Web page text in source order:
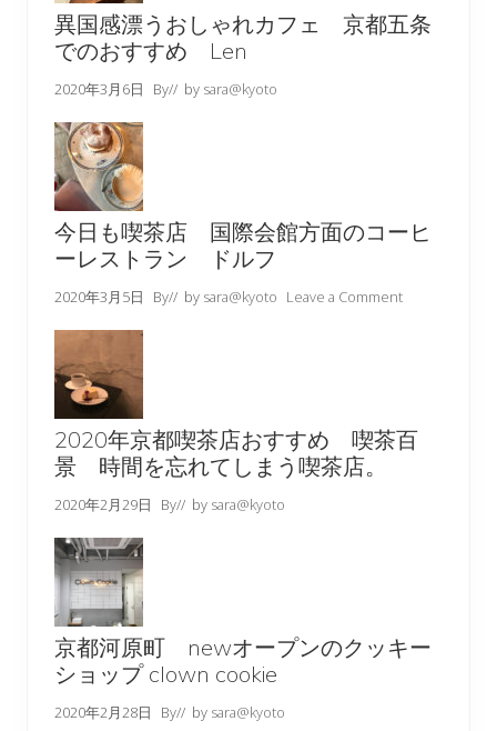
異国感漂うおしゃれカフェ 京都五条
でのおすすめ Len
2020年3月6日 By// by sara@kyoto
今日も喫茶店 国際会館方面のコーヒ
ーレストラン ドルフ
2020年3月5日 By// by sara@kyoto Leave a Comment
2020年京都喫茶店おすすめ 喫茶百
景 時間を忘れてしまう喫茶店。
2020年2月29日 By// by sara@kyoto
京都河原町 newオープンのクッキー
ショップ clown cookie
2020年2月28日 By// by sara@kyoto